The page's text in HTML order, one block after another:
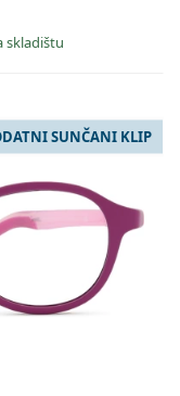
skladištu
SUNČANI KLIP